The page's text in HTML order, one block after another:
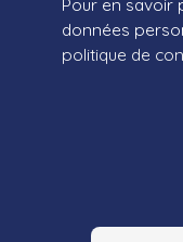
Pour en savoir
données
politique de